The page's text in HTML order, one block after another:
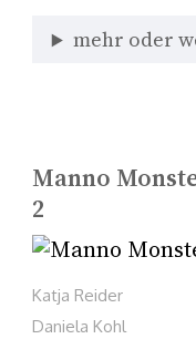
mehr oder
Manno
2
Katja Reider
Daniela Kohl